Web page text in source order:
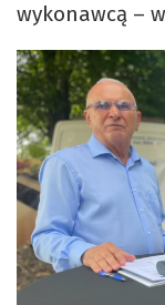
wykonawcą –